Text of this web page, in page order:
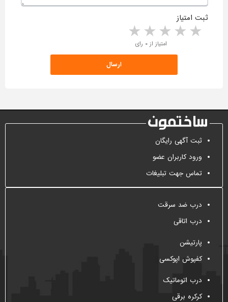
ثبت امتیاز
4 stars 3 stars 2 stars 1 star امتیاز از ۰ رای
ثبت آگهی رایگان
ورود کاربران عضو
تماس جهت تبلیغات
درب ضد سرقت
درب اتاقی
پارتیشن
کفپوش اپوکسی
درب اتوماتیک
کرکره برقی